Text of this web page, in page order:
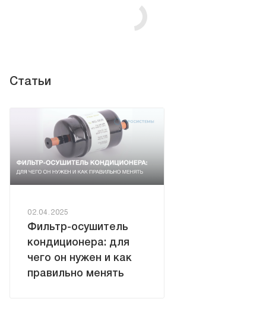
Статьи
02.04.2025
Фильтр-осушитель
кондиционера: для
чего он нужен и как
правильно менять